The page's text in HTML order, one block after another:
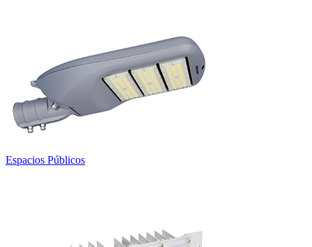
Espacios Públicos